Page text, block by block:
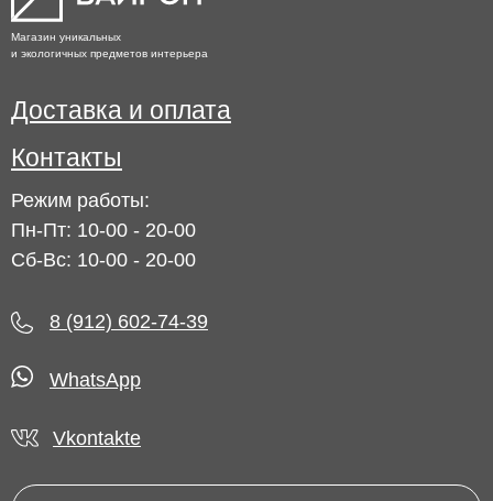
Магазин уникальных
и экологичных предметов интерьера
Доставка и оплата
Контакты
Режим работы:
Пн-Пт: 10-00 - 20-00
Сб-Вс: 10-00 - 20-00
8 (912) 602-74-39
WhatsApp
Vkontakte